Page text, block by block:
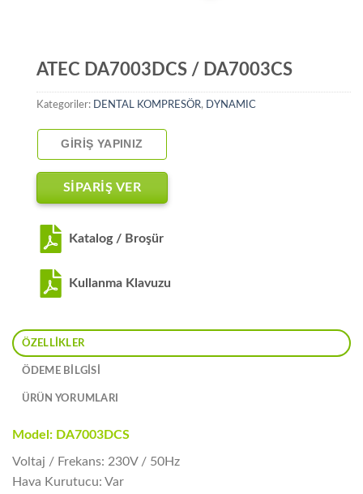
ATEC DA7003DCS / DA7003CS
Kategoriler: DENTAL KOMPRESÖR, DYNAMIC
GIRIŞ YAPINIZ
SİPARİŞ VER
Katalog / Broşür
Kullanma Klavuzu
ÖZELLIKLER
ÖDEME BİLGİSİ
ÜRÜN YORUMLARI
Model: DA7003DCS
Voltaj / Frekans: 230V / 50Hz
Hava Kurutucu: Var